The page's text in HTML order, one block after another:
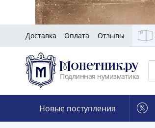
Доставка Оплата Отзывы
Подлинная нумизматика
Новые поступления